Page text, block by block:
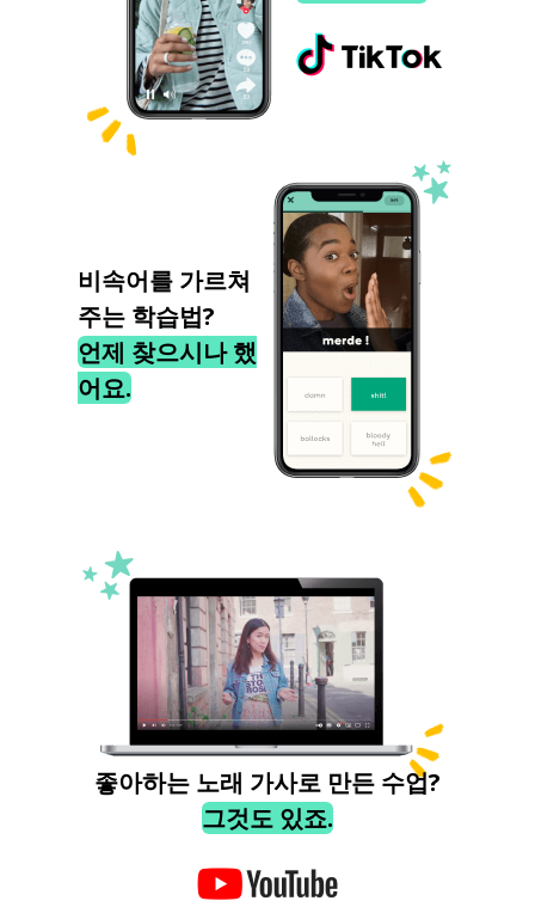
비속어를 가르쳐
주는 학습법?
언제 찾으시나 했
어요.
좋아하는 노래 가사로 만든 수업?
그것도 있죠.